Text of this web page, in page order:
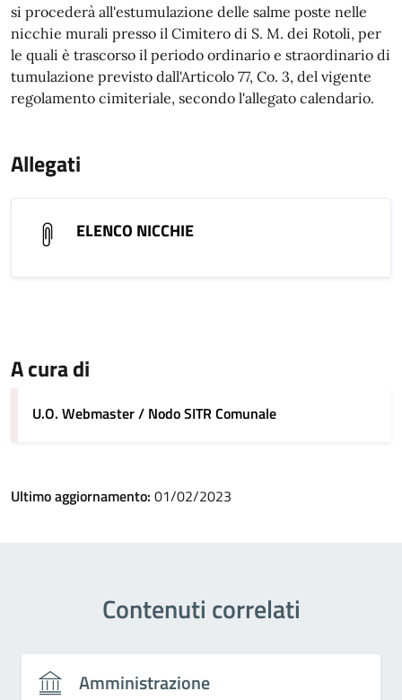
si procederà all'estumulazione delle salme poste nelle
nicchie murali presso il Cimitero di S. M. dei Rotoli, per
le quali è trascorso il periodo ordinario e straordinario di
tumulazione previsto dall'Articolo 77, Co. 3, del vigente
regolamento cimiteriale, secondo l'allegato calendario.
Allegati
ELENCO NICCHIE
A cura di
U.O. Webmaster / Nodo SITR Comunale
Ultimo aggiornamento: 01/02/2023
Contenuti correlati
Amministrazione